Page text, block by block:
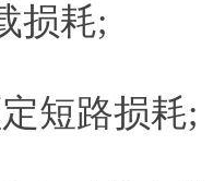
损耗;
短路损耗;